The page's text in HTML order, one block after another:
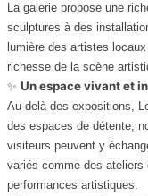
La galerie propose une
sculptures à des
lumière des artistes
richesse de la scène
✨ Un espace vivant et
Au-delà des expositions,
des espaces de détente,
visiteurs peuvent y
variés comme des
performances artistiques.